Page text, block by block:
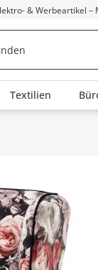
& Werbeartikel
Textilien